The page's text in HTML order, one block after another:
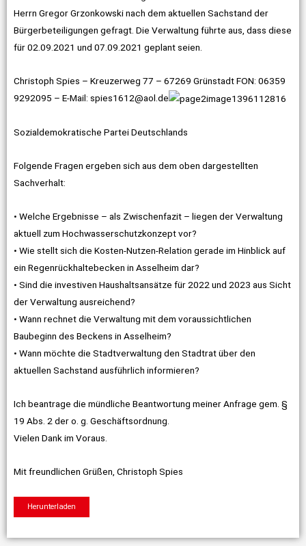
Herrn Gregor Grzonkowski nach dem aktuellen Sachstand der
Bürgerbeteiligungen gefragt. Die Verwaltung führte aus, dass diese
für 02.09.2021 und 07.09.2021 geplant seien.
Christoph Spies – Kreuzerweg 77 – 67269 Grünstadt FON: 06359
9292095 – E-Mail: spies1612@aol.de
Sozialdemokratische Partei Deutschlands
Folgende Fragen ergeben sich aus dem oben dargestellten
Sachverhalt:
• Welche Ergebnisse – als Zwischenfazit – liegen der Verwaltung
aktuell zum Hochwasserschutzkonzept vor?
• Wie stellt sich die Kosten-Nutzen-Relation gerade im Hinblick auf
ein Regenrückhaltebecken in Asselheim dar?
• Sind die investiven Haushaltsansätze für 2022 und 2023 aus Sicht
der Verwaltung ausreichend?
• Wann rechnet die Verwaltung mit dem voraussichtlichen
Baubeginn des Beckens in Asselheim?
• Wann möchte die Stadtverwaltung den Stadtrat über den
aktuellen Sachstand ausführlich informieren?
Ich beantrage die mündliche Beantwortung meiner Anfrage gem. §
19 Abs. 2 der o. g. Geschäftsordnung.
Vielen Dank im Voraus.
Mit freundlichen Grüßen, Christoph Spies
Herunterladen